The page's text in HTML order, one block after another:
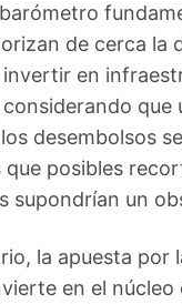
de cerca la
invertir en
que
desembolsos
posibles
supondrían un
la apuesta por
en el núcleo